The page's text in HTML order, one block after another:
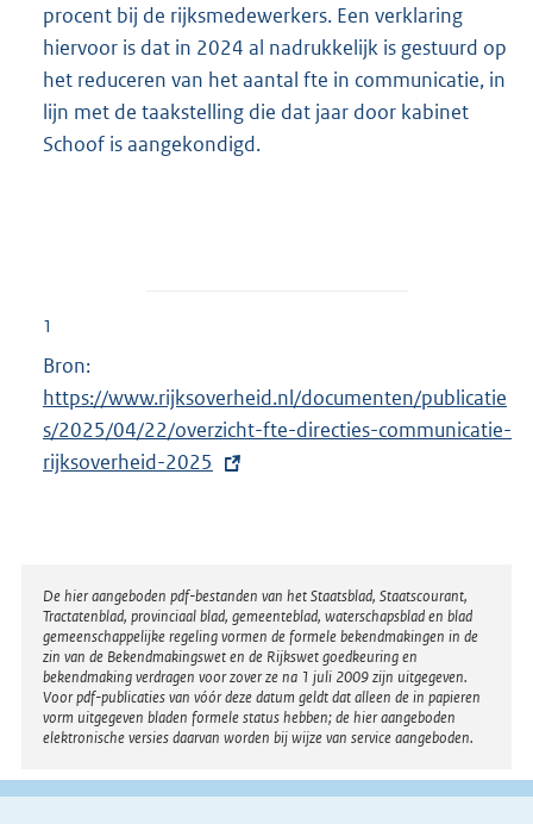
procent bij de rijksmedewerkers. Een verklaring
hiervoor is dat in 2024 al nadrukkelijk is gestuurd op
het reduceren van het aantal fte in communicatie, in
lijn met de taakstelling die dat jaar door kabinet
Schoof is aangekondigd.
1
Bron:
x
t
e
l
i
n
k
:
https://www.rijksoverheid.nl/documenten/publicatie
s/2025/04/22/overzicht-fte-directies-communicatie-
rijksoverheid-2025
Disclaimer
De hier aangeboden pdf-bestanden van het Staatsblad, Staatscourant,
Tractatenblad, provinciaal blad, gemeenteblad, waterschapsblad en blad
gemeenschappelijke regeling vormen de formele bekendmakingen in de
zin van de Bekendmakingswet en de Rijkswet goedkeuring en
bekendmaking verdragen voor zover ze na 1 juli 2009 zijn uitgegeven.
Voor pdf-publicaties van vóór deze datum geldt dat alleen de in papieren
vorm uitgegeven bladen formele status hebben; de hier aangeboden
elektronische versies daarvan worden bij wijze van service aangeboden.